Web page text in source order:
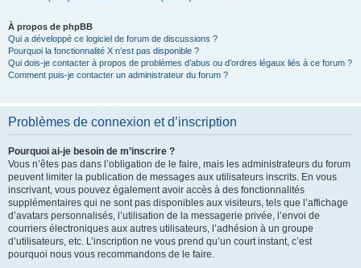
À propos de phpBB
Qui a développé ce logiciel de forum de discussions ?
Pourquoi la fonctionnalité X n’est pas disponible ?
Qui dois-je contacter à propos de problèmes d’abus ou d’ordres légaux liés à ce forum ?
Comment puis-je contacter un administrateur du forum ?
Problèmes de connexion et d’inscription
Pourquoi ai-je besoin de m’inscrire ?
Vous n’êtes pas dans l’obligation de le faire, mais les administrateurs du forum
peuvent limiter la publication de messages aux utilisateurs inscrits. En vous
inscrivant, vous pouvez également avoir accès à des fonctionnalités
supplémentaires qui ne sont pas disponibles aux visiteurs, tels que l’affichage
d’avatars personnalisés, l’utilisation de la messagerie privée, l’envoi de
courriers électroniques aux autres utilisateurs, l’adhésion à un groupe
d’utilisateurs, etc. L’inscription ne vous prend qu’un court instant, c’est
pourquoi nous vous recommandons de le faire.